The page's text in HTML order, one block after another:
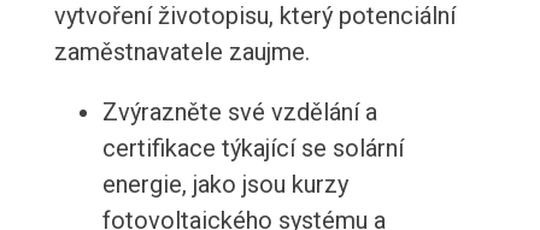
vytvoření životopisu, který potenciální
zaměstnavatele zaujme.
Zvýrazněte své vzdělání a
certifikace týkající se solární
energie, jako jsou kurzy
fotovoltaického systému a